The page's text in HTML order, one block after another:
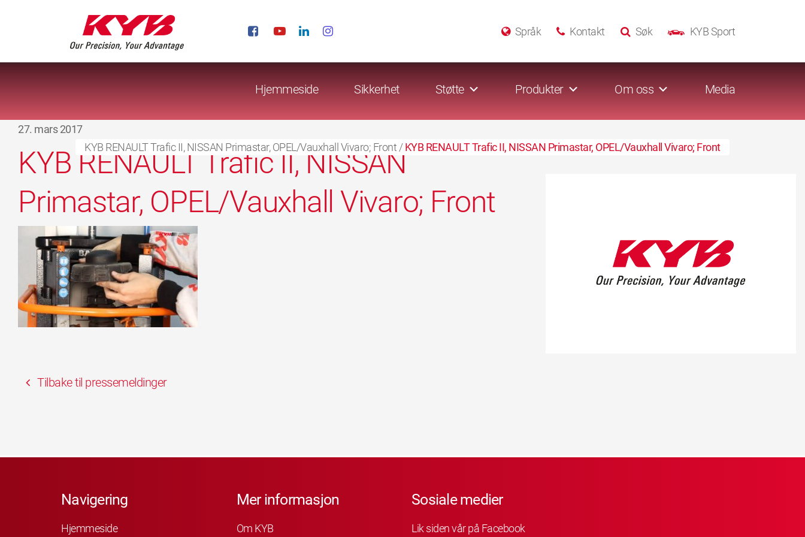
KYB Sport
Søk
Kontakt
Språk
Hjemmeside Sikkerhet Støtte Produkter Om oss Media
KYB RENAULT Trafic II, NISSAN Primastar, OPEL/Vauxhall Vivaro; Front /KYB RENAULT Trafic II, NISSAN Primastar, OPEL/Vauxhall Vivaro; Front
27. mars 2017
KYB RENAULT Trafic II, NISSAN
Primastar, OPEL/Vauxhall Vivaro; Front
Tilbake til pressemeldinger
Navigering
Hjemmeside
Mer informasjon
Om KYB
Sosiale medier
Lik siden vår på Facebook